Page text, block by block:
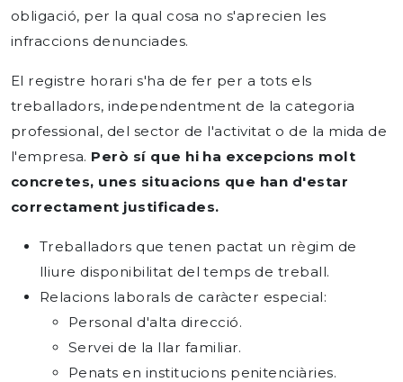
obligació, per la qual cosa no s'aprecien les
infraccions denunciades.
El registre horari s'ha de fer per a tots els
treballadors, independentment de la categoria
professional, del sector de l'activitat o de la mida de
l'empresa. Però sí que hi ha excepcions molt
concretes, unes situacions que han d'estar
correctament justificades.
Treballadors que tenen pactat un règim de
lliure disponibilitat del temps de treball.
Relacions laborals de caràcter especial:
Personal d'alta direcció.
Servei de la llar familiar.
Penats en institucions penitenciàries.